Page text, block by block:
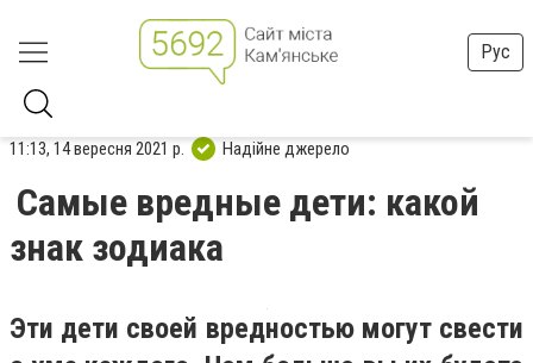
Рус
11:13, 14 вересня 2021 р. Надійне джерело
Самые вредные дети: какой
знак зодиака
Эти дети своей вредностью могут свести